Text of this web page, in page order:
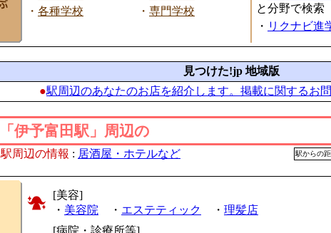
・ 各種学校 ・ 専門学校
と分野で検索
・ リクナビ進
見つけた!jp 地域版
●駅周辺のあなたのお店を紹介します。掲載に関するお
「伊予富田駅」周辺の
駅周辺の情報 : 居酒屋・ホテルなど 駅からの
[美容]
・ 美容院 ・ エステティック ・ 理髪店
[病院・診療所等]